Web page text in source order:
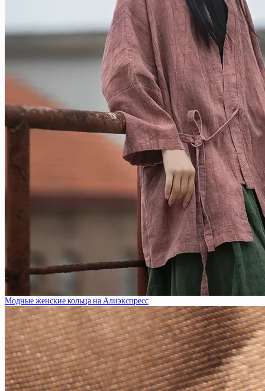
Модные женские кольца на Алиэкспресс